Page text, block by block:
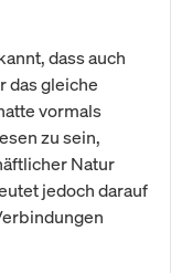
dass auch
das gleiche
vormals
zu sein,
Natur
jedoch darauf